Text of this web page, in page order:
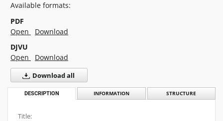
Available formats:
PDF
Open
Download
DJVU
Open
Download
Download all
DESCRIPTION INFORMATION STRUCTURE
Title: